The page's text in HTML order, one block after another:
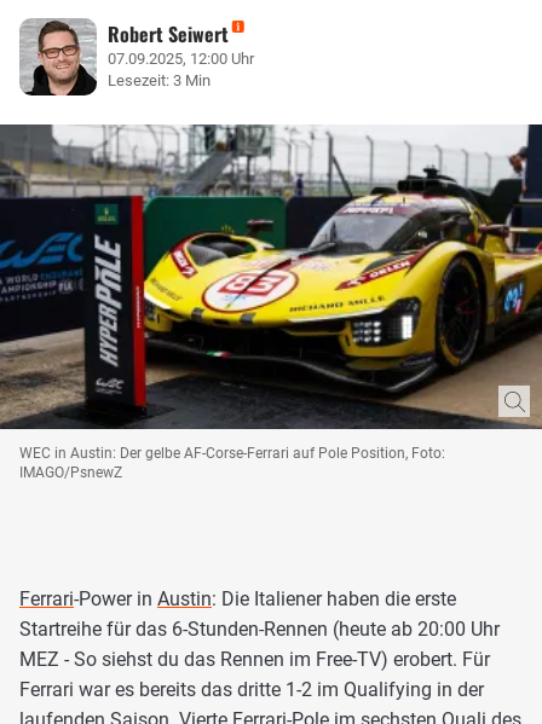
Robert Seiwert
07.09.2025, 12:00 Uhr
Lesezeit: 3 Min
WEC in Austin: Der gelbe AF-Corse-Ferrari auf Pole Position, Foto:
IMAGO/PsnewZ
Ferrari-Power in Austin: Die Italiener haben die erste
Startreihe für das 6-Stunden-Rennen (heute ab 20:00 Uhr
MEZ - So siehst du das Rennen im Free-TV) erobert. Für
Ferrari war es bereits das dritte 1-2 im Qualifying in der